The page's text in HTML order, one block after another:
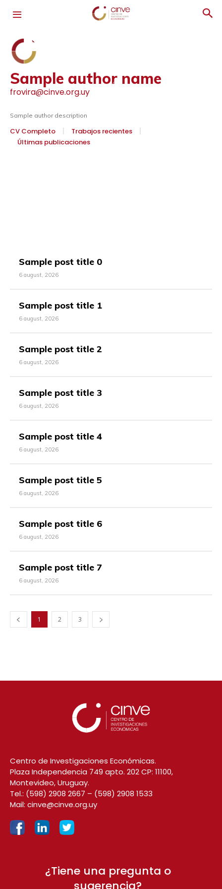
Sample author name
frovira@cinve.org.uy
Sample author description
CV Completo
Trabajos recientes
Últimas publicaciones
Sample post title 0
6 august, 2026
Sample post title 1
6 august, 2026
Sample post title 2
6 august, 2026
Sample post title 3
6 august, 2026
Sample post title 4
6 august, 2026
Sample post title 5
6 august, 2026
Sample post title 6
6 august, 2026
Sample post title 7
6 august, 2026
1 2 3
Centro de Investigaciones Económicas.
Plaza Independencia 749 apto. 202 CP: 11100,
Montevideo, Uruguay.
Tel.: (598) 2908 2667 – (598) 2908 1533
Mail: cinve@cinve.org.uy
¿Tiene una pregunta o
sugerencia?